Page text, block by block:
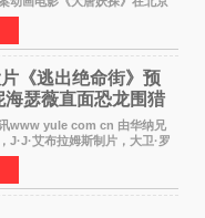
导演程腾、联合导演黄珉、总
片人李莹莹，配音导演张喆，
《逃出绝命街》预
海瑟薇直面恐龙围猎
yule com cn 由华纳兄
J·J·艾布拉姆斯制片，大卫·罗
好莱坞巨星安妮·海瑟薇和伊万
主演的2026暑期惊悚冒险大片